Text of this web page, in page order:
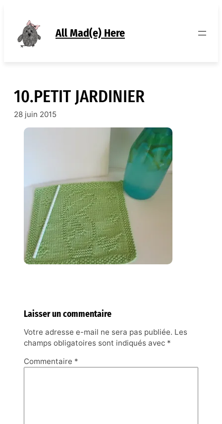
contenu
All Mad(e) Here
10.PETIT JARDINIER
28 juin 2015
Laisser un commentaire
Votre adresse e-mail ne sera pas publiée. Les
champs obligatoires sont indiqués avec *
Commentaire *